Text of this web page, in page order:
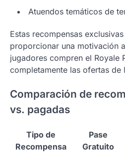
Atuendos temáticos de
Estas recompensas
proporcionar una motivación
jugadores compren el Royale
completamente las ofertas de
Comparación de
vs. pagadas
Tipo de
Recompensa
Pase
Gratuito